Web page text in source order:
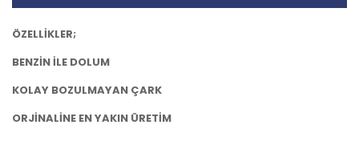
ÖZELLİKLER;
BENZİN İLE DOLUM
KOLAY BOZULMAYAN ÇARK
ORJİNALİNE EN YAKIN ÜRETİM